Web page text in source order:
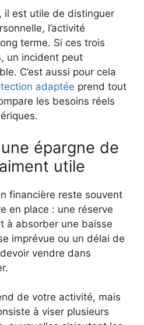
il est utile de distinguer
l’activité
terme. Si ces trois
un incident peut
C’est aussi pour cela
adaptée prend tout
les besoins réels
épargne de
utile
financière reste souvent
en place : une réserve
à absorber une baisse
imprévue ou un délai de
vendre dans
de votre activité, mais
à viser plusieurs